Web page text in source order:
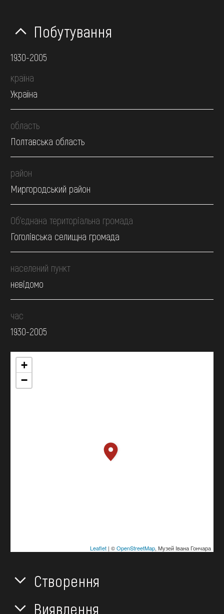
Побутування
1930-2005
країна
Україна
область
Полтавська область
район
Миргородський район
Об’єднана територіальна громада
Гоголівська селищна громада
населений пункт
невідомо
час
1930-2005
+
−
Leaflet| ©OpenStreetMap, Музей Івана Гончара
Створення
Виявлення